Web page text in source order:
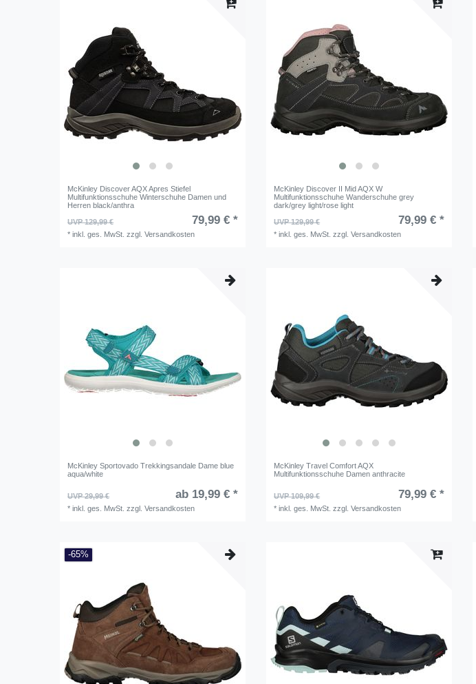
McKinley Discover AQX Apres Stiefel
Multifunktionsschuhe Winterschuhe Damen und
Herren black/anthra
UVP 129,99 €
79,99 € *
*inkl. ges. MwSt. zzgl.Versandkosten
McKinley Discover II Mid AQX W
Multifunktionsschuhe Wanderschuhe grey
dark/grey light/rose light
UVP 129,99 €
79,99 € *
*inkl. ges. MwSt. zzgl.Versandkosten
McKinley Sportovado Trekkingsandale Dame blue
aqua/white
UVP 29,99 € ab 19,99 € *
*inkl. ges. MwSt. zzgl.Versandkosten
McKinley Travel Comfort AQX
Multifunktionsschuhe Damen anthracite
UVP 109,99 € 79,99 € *
*inkl. ges. MwSt. zzgl.Versandkosten
-65%